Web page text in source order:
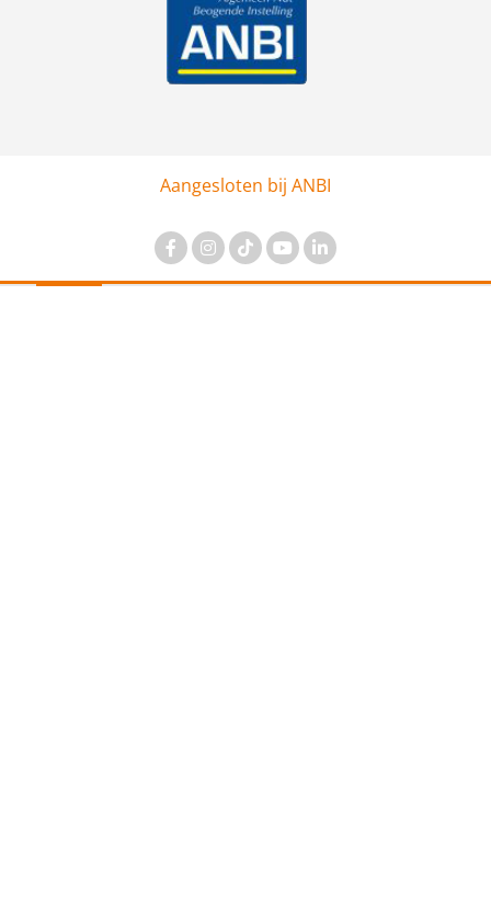
Aangesloten bij ANBI